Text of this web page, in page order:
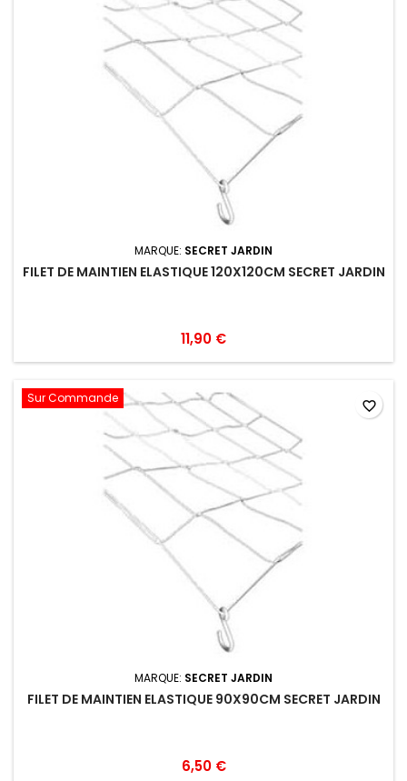
MARQUE: SECRET JARDIN
FILET DE MAINTIEN ELASTIQUE 120X120CM SECRET JARDIN
11,90 €
Sur Commande
MARQUE: SECRET JARDIN
FILET DE MAINTIEN ELASTIQUE 90X90CM SECRET JARDIN
6,50 €
favorite_border